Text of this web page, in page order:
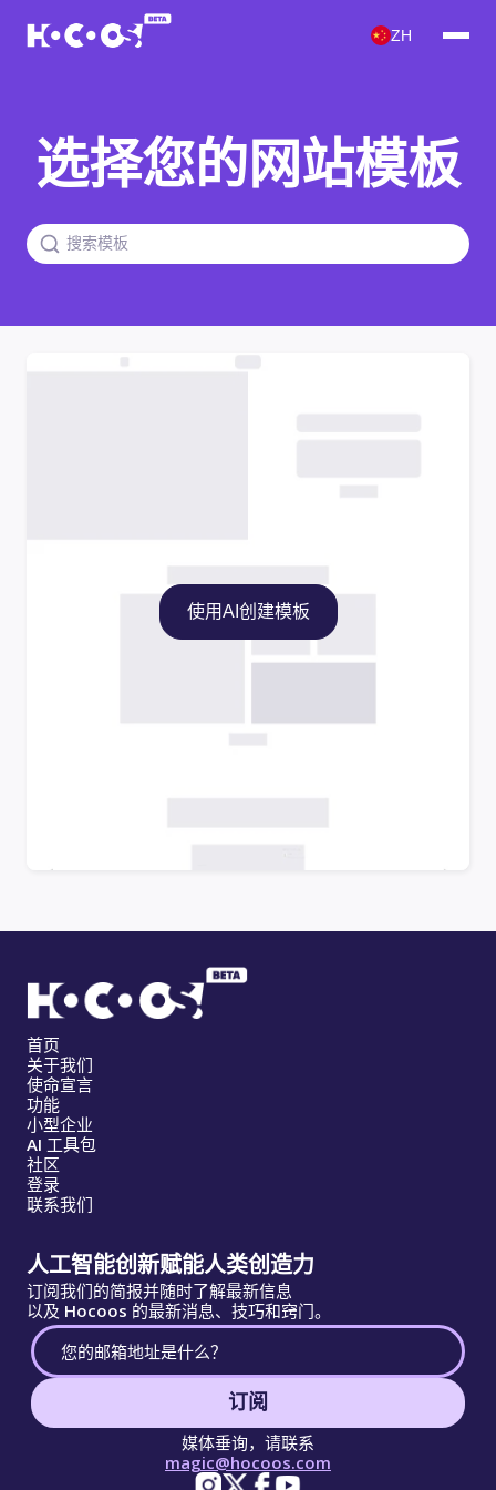
ZH
选择您的网站模板
使用AI创建模板
首页
关于我们
使命宣言
功能
小型企业
AI 工具包
社区
登录
联系我们
人工智能创新赋能人类创造力
订阅我们的简报并随时了解最新信息
以及 Hocoos 的最新消息、技巧和窍门。
订阅
媒体垂询，请联系
magic@hocoos.com